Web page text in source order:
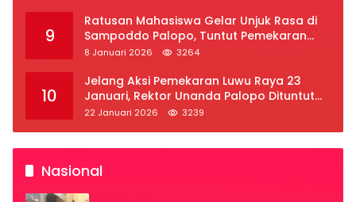
9
Ratusan Mahasiswa Gelar Unjuk Rasa di
Sampoddo Palopo, Tuntut Pemekaran
Provinsi Luwu Raya
8 Januari 2026 3264
10
Jelang Aksi Pemekaran Luwu Raya 23
Januari, Rektor Unanda Palopo Dituntut
Liburkan Mahasiswa
22 Januari 2026 3239
Nasional